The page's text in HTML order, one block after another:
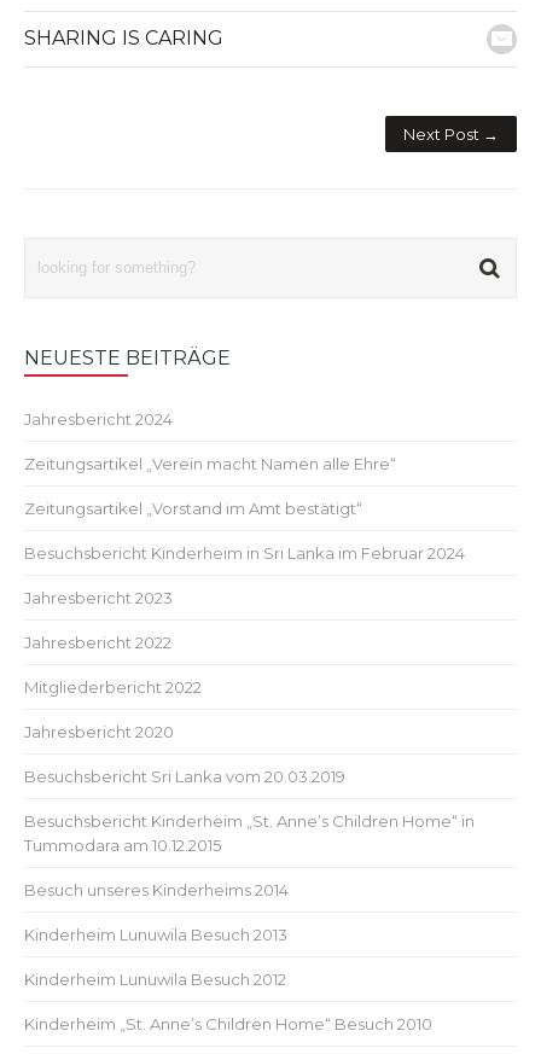
SHARING IS CARING
Next Post →
NEUESTE BEITRÄGE
Jahresbericht 2024
Zeitungsartikel „Verein macht Namen alle Ehre“
Zeitungsartikel „Vorstand im Amt bestätigt“
Besuchsbericht Kinderheim in Sri Lanka im Februar 2024
Jahresbericht 2023
Jahresbericht 2022
Mitgliederbericht 2022
Jahresbericht 2020
Besuchsbericht Sri Lanka vom 20.03.2019
Besuchsbericht Kinderheim „St. Anne’s Children Home“ in
Tummodara am 10.12.2015
Besuch unseres Kinderheims 2014
Kinderheim Lunuwila Besuch 2013
Kinderheim Lunuwila Besuch 2012
Kinderheim „St. Anne’s Children Home“ Besuch 2010